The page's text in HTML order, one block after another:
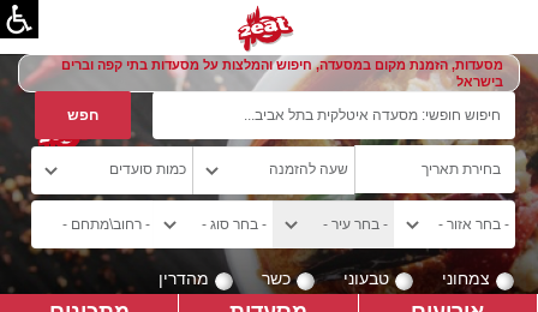
מסעדות, הזמנת מקום במסעדה, חיפוש והמלצות על מסעדות בתי קפה וברים
בישראל
צמחוני טבעוני כשר מהדרין